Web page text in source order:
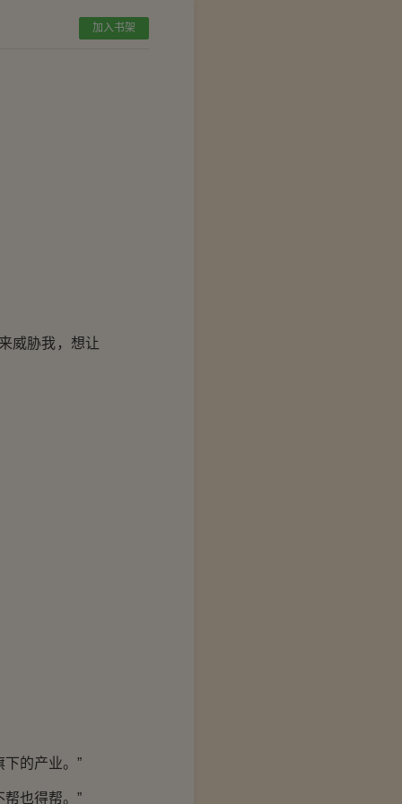
加入书架
威胁我，想让
的产业。”
也得帮。”